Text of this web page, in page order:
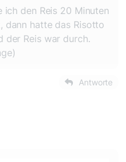
ich den Reis 20 Minuten
dann hatte das Risotto
der Reis war durch.
Antworte